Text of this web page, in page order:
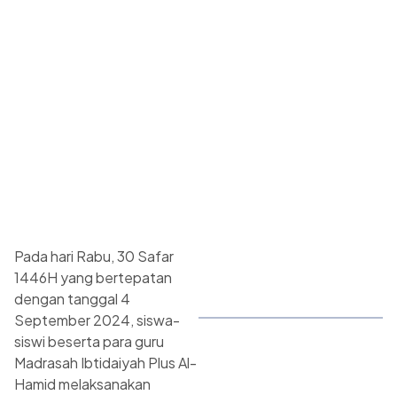
Pada hari Rabu, 30 Safar
1446H yang bertepatan
dengan tanggal 4
September 2024, siswa-
siswi beserta para guru
Madrasah Ibtidaiyah Plus Al-
Hamid melaksanakan